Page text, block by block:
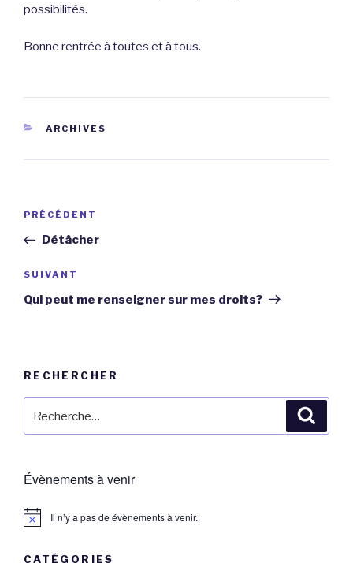
possibilités.
Bonne rentrée à toutes et à tous.
CATÉGORIES
ARCHIVES
Navigation
l’article
Article
précédent
PRÉCÉDENT
Détâcher
Article
suivant
SUIVANT
Qui peut me renseigner sur mes droits?
RECHERCHER
pour
Évènements à venir
Il n’y a pas de évènements à venir.
CATÉGORIES